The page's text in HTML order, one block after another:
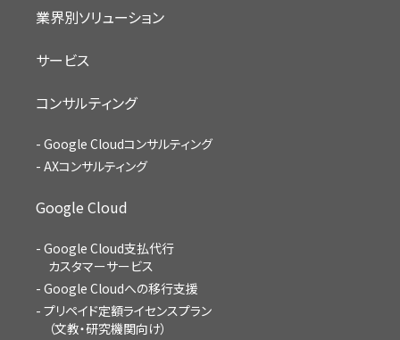
業界別ソリューション
サービス
コンサルティング
Google Cloudコンサルティング
AXコンサルティング
Google Cloud
Google Cloud支払代行
カスタマーサービス
Google Cloudへの移行支援
プリペイド定額ライセンスプラン
（文教・研究機関向け）